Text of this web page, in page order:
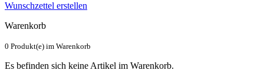
Wunschzettel erstellen
Warenkorb
0 Produkt(e) im Warenkorb
Es befinden sich keine Artikel im Warenkorb.